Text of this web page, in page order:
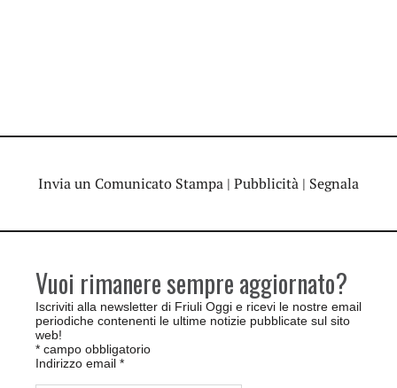
Invia un Comunicato Stampa | Pubblicità | Segnala
Vuoi rimanere sempre aggiornato?
Iscriviti alla newsletter di Friuli Oggi e ricevi le nostre email
periodiche contenenti le ultime notizie pubblicate sul sito
web!
* campo obbligatorio
Indirizzo email *